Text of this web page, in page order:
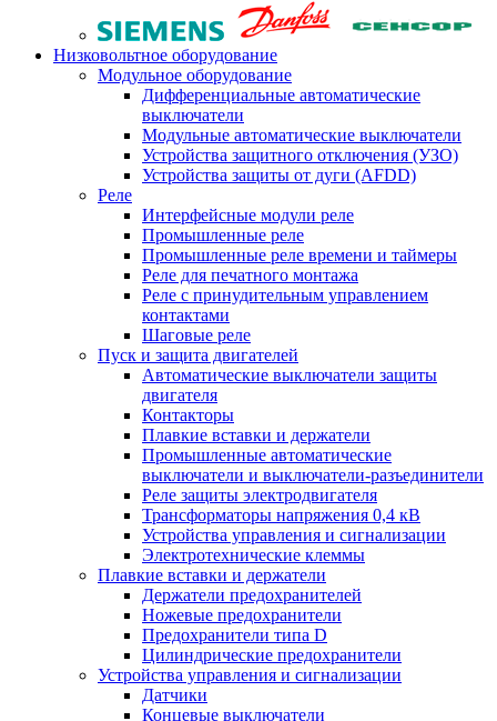
Низковольтное оборудование
Модульное оборудование
Дифференциальные автоматические
выключатели
Модульные автоматические выключатели
Устройства защитного отключения (УЗО)
Устройства защиты от дуги (AFDD)
Реле
Интерфейсные модули реле
Промышленные реле
Промышленные реле времени и таймеры
Реле для печатного монтажа
Реле с принудительным управлением
контактами
Шаговые реле
Пуск и защита двигателей
Автоматические выключатели защиты
двигателя
Контакторы
Плавкие вставки и держатели
Промышленные автоматические
выключатели и выключатели-разъединители
Реле защиты электродвигателя
Трансформаторы напряжения 0,4 кВ
Устройства управления и сигнализации
Электротехнические клеммы
Плавкие вставки и держатели
Держатели предохранителей
Ножевые предохранители
Предохранители типа D
Цилиндрические предохранители
Устройства управления и сигнализации
Датчики
Концевые выключатели